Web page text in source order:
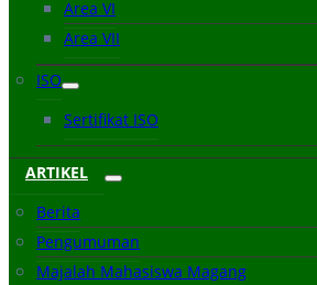
Area VI
Area VII
ISO
Sertifikat ISO
ARTIKEL
Berita
Pengumuman
Majalah Mahasiswa Magang